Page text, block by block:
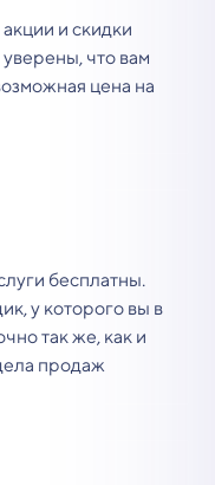
и скидки
что вам
цена на
бесплатны.
у которого вы в
так же, как и
продаж